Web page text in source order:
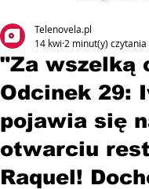
"Za wszelką
Odcinek 29:
pojawia się
otwarciu
Raquel!
Telenovela.pl
14 kwi 2 minut(y) czytania